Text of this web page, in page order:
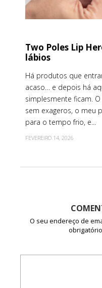
Two Poles Lip
lábios
Há produtos que
acaso… e depois há
simplesmente ficam.
sem exageros, o meu
para o tempo frio, e...
FEVEREIRO 14, 2026
O seu endereço de